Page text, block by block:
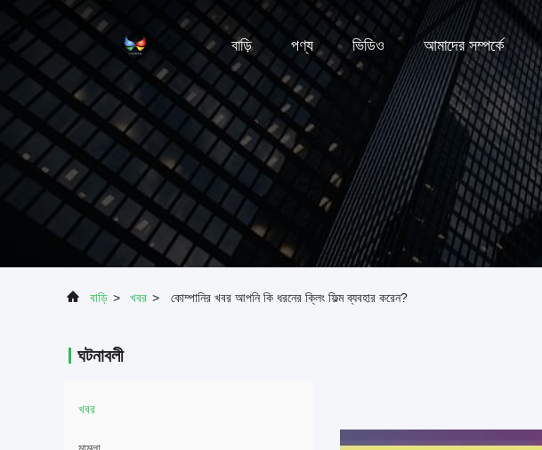
বাড়ি পণ্য ভিডিও আমাদের সম্পর্কে
বাড়ি > খবর > কোম্পানির খবর আপনি কি ধরনের ক্লিং ফিল্ম ব্যবহার করেন?
ঘটনাবলী
খবর